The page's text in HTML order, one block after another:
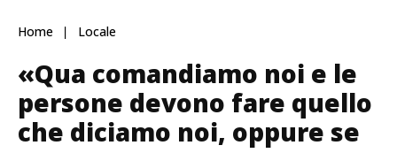
Home Locale
«Qua comandiamo noi e le
persone devono fare quello
che diciamo noi, oppure se